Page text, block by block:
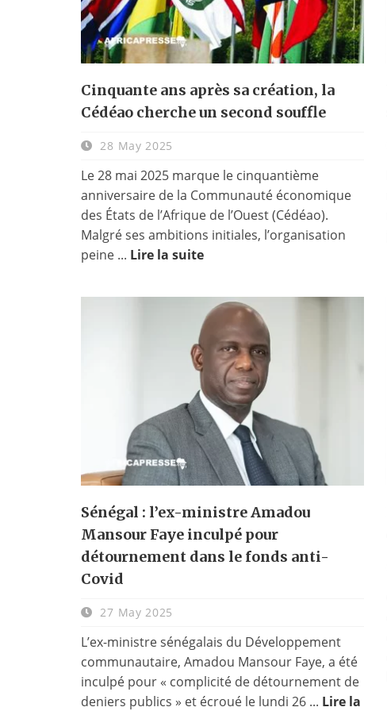
Cinquante ans après sa création, la
Cédéao cherche un second souffle
28 May 2025
Le 28 mai 2025 marque le cinquantième
anniversaire de la Communauté économique
des États de l’Afrique de l’Ouest (Cédéao).
Malgré ses ambitions initiales, l’organisation
peine ... Lire la suite
Sénégal : l’ex-ministre Amadou
Mansour Faye inculpé pour
détournement dans le fonds anti-
Covid
27 May 2025
L’ex-ministre sénégalais du Développement
communautaire, Amadou Mansour Faye, a été
inculpé pour « complicité de détournement de
deniers publics » et écroué le lundi 26 ... Lire la